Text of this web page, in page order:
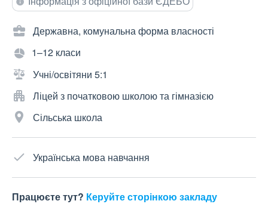
Державна, комунальна форма власності
1–12 класи
Учні/освітяни 5:1
Ліцей з початковою школою та гімназією
Сільська школа
Українська мова навчання
Працюєте тут? Керуйте сторінкою закладу